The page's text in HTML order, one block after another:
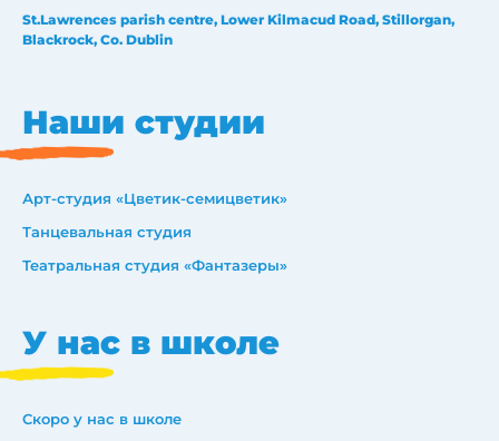
St.Lawrences parish centre, Lower Kilmacud Road, Stillorgan,
Blackrock, Co. Dublin
Наши студии
Арт-студия «Цветик-семицветик»
Танцевальная студия
Театральная студия «Фантазеры»
У нас в школе
Скоро у нас в школе